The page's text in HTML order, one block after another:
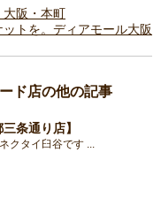
阪・本町
トを。ディアモール大阪
ド店の他の記事
条通り店】
クタイ臼谷です ...